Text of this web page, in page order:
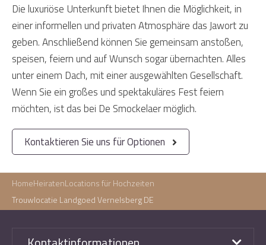
Die luxuriöse Unterkunft bietet Ihnen die Möglichkeit, in
einer informellen und privaten Atmosphäre das Jawort zu
geben. Anschließend können Sie gemeinsam anstoßen,
speisen, feiern und auf Wunsch sogar übernachten. Alles
unter einem Dach, mit einer ausgewählten Gesellschaft.
Wenn Sie ein großes und spektakuläres Fest feiern
möchten, ist das bei De Smockelaer möglich.
Kontaktieren Sie uns für Optionen
HomeHeiratenLocations für Hochzeiten
Trouwlocatie Landgoed Vernelsberg DE